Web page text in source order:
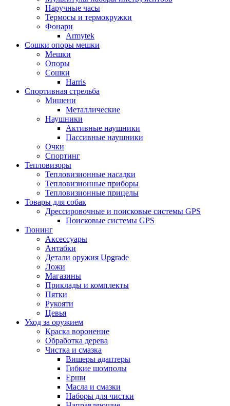
Наручные часы
Термосы и термокружки
Фонари
Armytek
Сошки опоры мешки
Мешки
Опоры
Сошки
Harris
Спортивная стрельба
Мишени
Металлические
Наушники
Активные наушники
Пассивные наушники
Очки
Спортинг
Тепловизоры
Тепловизионные насадки
Тепловизионные приборы
Тепловизионные прицелы
Товары для собак
Дрессировочные и поисковые системы GPS
Поисковые системы GPS
Тюнинг
Аксессуары
Антабки
Детали оружия Upgrade
Ложи
Магазины
Приклады и комплекты
Пятки
Рукояти
Цевья
Уход за оружием
Краска воронение
Обработка дерева
Чистка и смазка
Вишеры адаптеры
Гибкие шомполы
Ерши
Масла и смазки
Наборы для чистки